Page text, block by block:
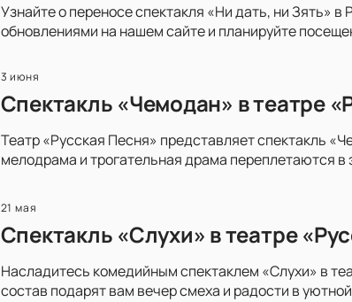
Узнайте о переносе спектакля «Ни дать, ни Зять»
обновлениями на нашем сайте и планируйте
3 июня
Спектакль «Чемодан» в театре
Театр «Русская Песня» представляет спектакль
мелодрама и трогательная драма переплетаются
21 мая
Спектакль «Слухи» в театре
Насладитесь комедийным спектаклем «Слухи» в
состав подарят вам вечер смеха и радости в